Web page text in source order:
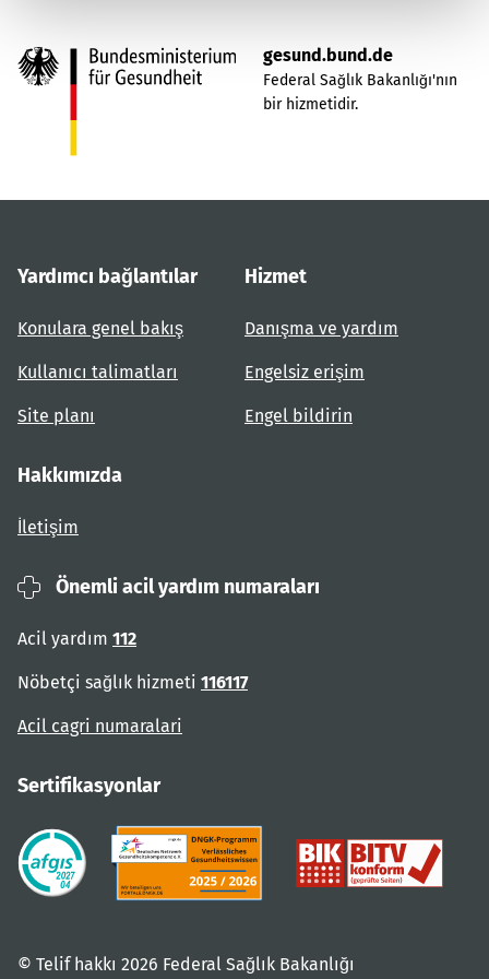
gesund.bund.de
Federal Sağlık Bakanlığı'nın
bir hizmetidir.
Yardımcı bağlantılar
Konulara genel bakış
Kullanıcı talimatları
Site planı
Hizmet
Danışma ve yardım
Engelsiz erişim
Engel bildirin
Hakkımızda
İletişim
Önemli acil yardım numaraları
Acil yardım 112
Nöbetçi sağlık hizmeti 116117
Acil cagri numaralari
Sertifikasyonlar
© Telif hakkı 2026 Federal Sağlık Bakanlığı